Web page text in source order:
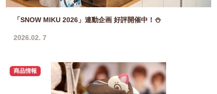
「SNOW MIKU 2026」連動企画 好評開催中！⛄
2026.02. 7
商品情報